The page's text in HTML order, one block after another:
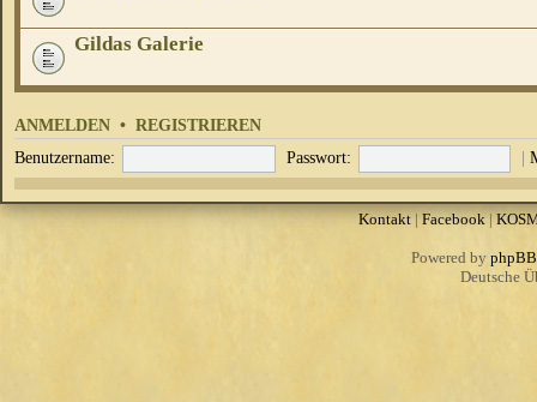
Gildas Galerie
ANMELDEN • REGISTRIEREN
Benutzername: Passwort: |
Kontakt| Facebook|
Powered by phpBB
Deutsche